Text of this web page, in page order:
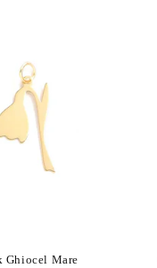
Ghiocel Mare